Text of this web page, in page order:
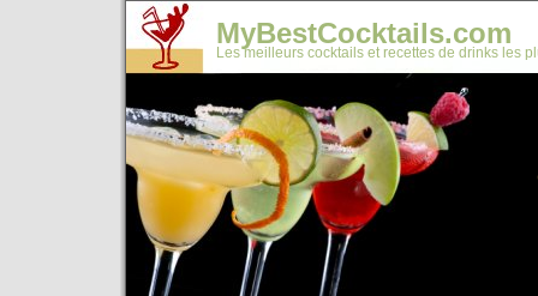
MyBestCocktails.com
Les meilleurs cocktails et recettes de drinks les